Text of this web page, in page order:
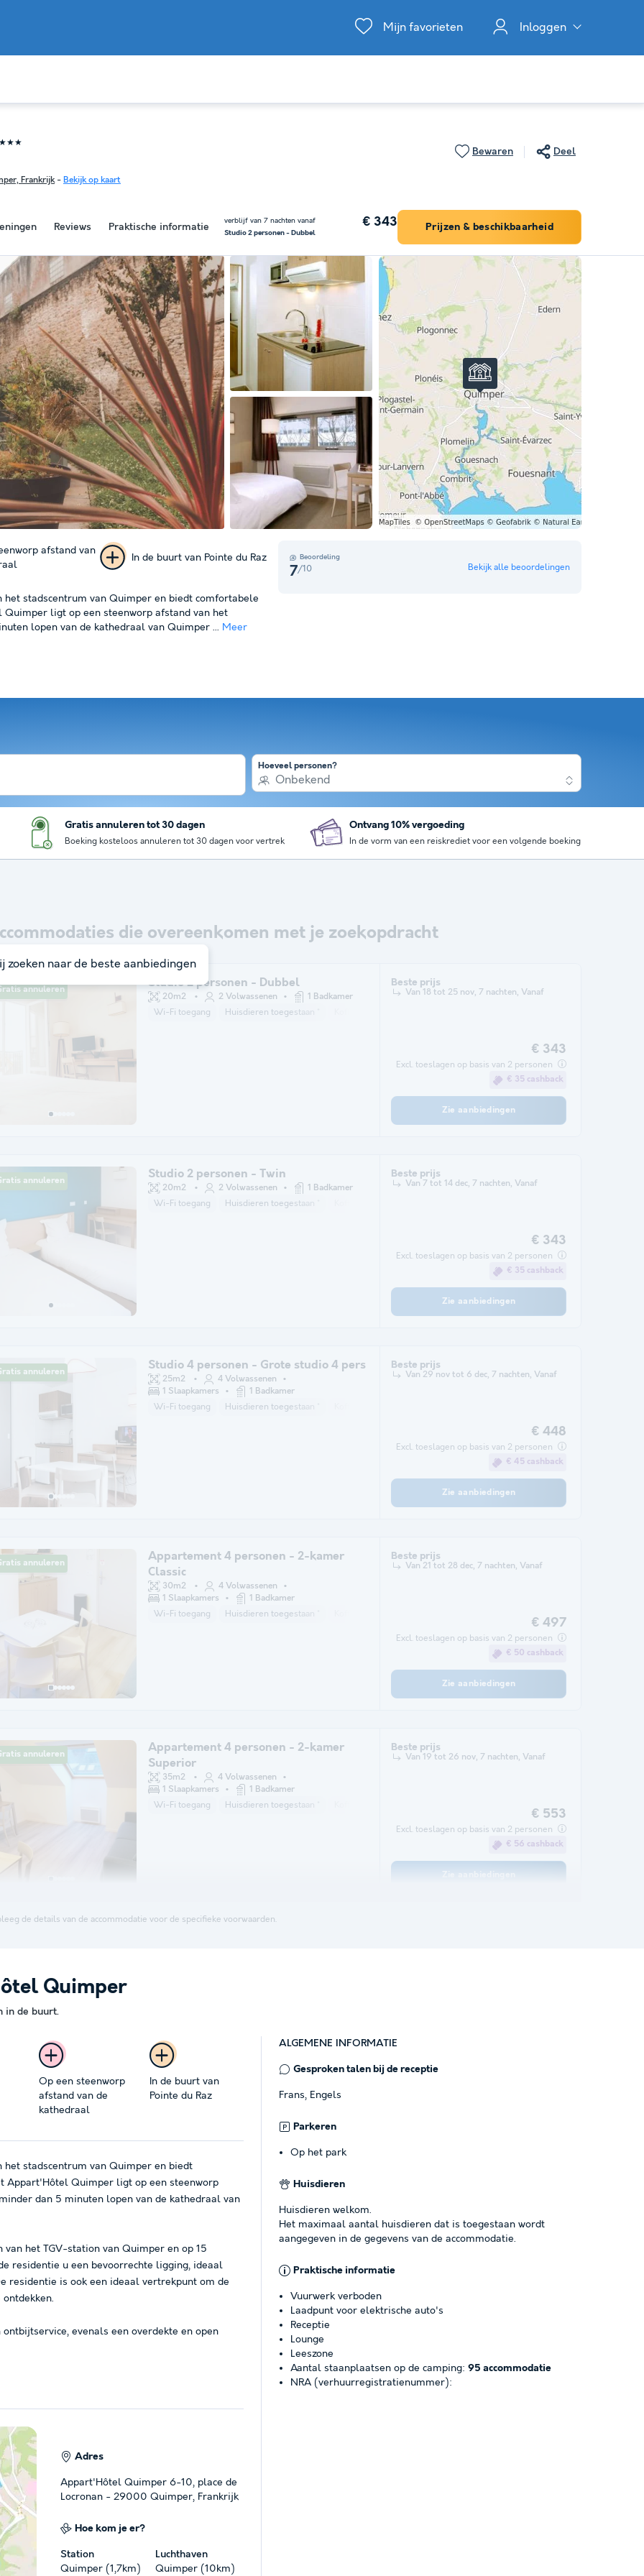
Mijn favorieten Inloggen
Reviews Praktische informatie
verblijf van 7 nachten vanaf
Studio 2 personen - Dubbel
€ 343 Prijzen & beschikbaarheid
Bewaren Deel
Frankrijk- Bekijk op kaart
Beoordeling
7/10 Bekijk alle beoordelingen
afstand van
In de buurt van Pointe du Raz
stadscentrum van Quimper en biedt comfortabele
ligt op een steenworp afstand van het
lopen van de kathedraal van Quimper ... Meer
Hoeveel personen?
Onbekend
Gratis annuleren tot 30 dagen
Boeking kosteloos annuleren tot 30 dagen voor vertrek
Ontvang 10% vergoeding
In de vorm van een reiskrediet voor een volgende boeking
die overeenkomen met je zoekopdracht
annuleren Studio 2 personen - Dubbel
20m2 2 Volwassenen 1 Badkamer
Wi-Fi toegang Huisdieren toegestaan *
Beste prijs
Van 18 tot 25 nov, 7 nachten, Vanaf
€ 343
Excl. toeslagen op basis van 2 personen
€ 35 cashback
Zie aanbiedingen
annuleren Studio 2 personen - Twin
20m2 2 Volwassenen 1 Badkamer
Wi-Fi toegang Huisdieren toegestaan *
Beste prijs
Van 7 tot 14 dec, 7 nachten, Vanaf
€ 343
Excl. toeslagen op basis van 2 personen
€ 35 cashback
Zie aanbiedingen
annuleren Studio 4 personen - Grote studio 4 pers
25m2
4 Volwassenen
1 Slaapkamers
1 Badkamer
Wi-Fi toegang Huisdieren toegestaan *
Beste prijs
Van 29 nov tot 6 dec, 7 nachten, Vanaf
€ 448
Excl. toeslagen op basis van 2 personen
€ 45 cashback
Zie aanbiedingen
annuleren
Appartement 4 personen - 2-kamer
Classic
30m2
4 Volwassenen
1 Slaapkamers
1 Badkamer
Wi-Fi toegang Huisdieren toegestaan *
Beste prijs
Van 21 tot 28 dec, 7 nachten, Vanaf
€ 497
Excl. toeslagen op basis van 2 personen
€ 50 cashback
Zie aanbiedingen
annuleren
Appartement 4 personen - 2-kamer
Superior
35m2
4 Volwassenen
1 Slaapkamers
1 Badkamer
Wi-Fi toegang Huisdieren toegestaan *
Beste prijs
Van 19 tot 26 nov, 7 nachten, Vanaf
€ 553
Excl. toeslagen op basis van 2 personen
€ 56 cashback
Zie aanbiedingen
de details van de accommodatie voor de specifieke voorwaarden.
zoeken naar de beste aanbiedingen
Quimper
in de buurt.
Op een steenworp
afstand van de
kathedraal
In de buurt van
Pointe du Raz
stadscentrum van Quimper en biedt
Appart'Hôtel Quimper ligt op een steenworp
dan 5 minuten lopen van de kathedraal van
het TGV-station van Quimper en op 15
residentie u een bevoorrechte ligging, ideaal
residentie is ook een ideaal vertrekpunt om de
evenals een overdekte en open
Adres
Appart'Hôtel Quimper 6-10, place de
Locronan - 29000 Quimper, Frankrijk
Hoe kom je er?
Station
Quimper (1,7km)
Luchthaven
Quimper (10km)
ALGEMENE INFORMATIE
Gesproken talen bij de receptie
Frans, Engels
Parkeren
Op het park
Huisdieren
Huisdieren welkom.
Het maximaal aantal huisdieren dat is toegestaan wordt
aangegeven in de gegevens van de accommodatie.
Praktische informatie
Vuurwerk verboden
Laadpunt voor elektrische auto's
Receptie
Lounge
Leeszone
Aantal staanplaatsen op de camping:95 accommodatie
NRA (verhuurregistratienummer):